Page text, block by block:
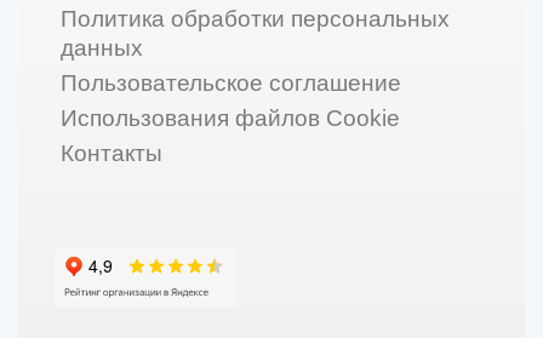
Политика обработки персональных
данных
Пользовательское соглашение
Использования файлов Cookie
Контакты